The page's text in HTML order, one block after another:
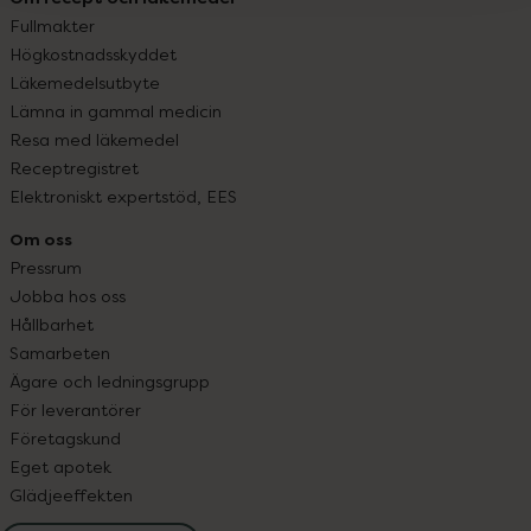
Fullmakter
Högkostnadsskyddet
Läkemedelsutbyte
Lämna in gammal medicin
Resa med läkemedel
Receptregistret
Elektroniskt expertstöd, EES
Om oss
Pressrum
Jobba hos oss
Hållbarhet
Samarbeten
Ägare och ledningsgrupp
För leverantörer
Företagskund
Eget apotek
Glädjeeffekten